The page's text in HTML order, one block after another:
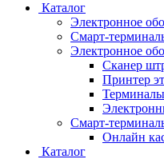
Каталог
Электронное
Смарт-
Электронное
Сканер
Принтер
Смарт-
Онлайн
Каталог